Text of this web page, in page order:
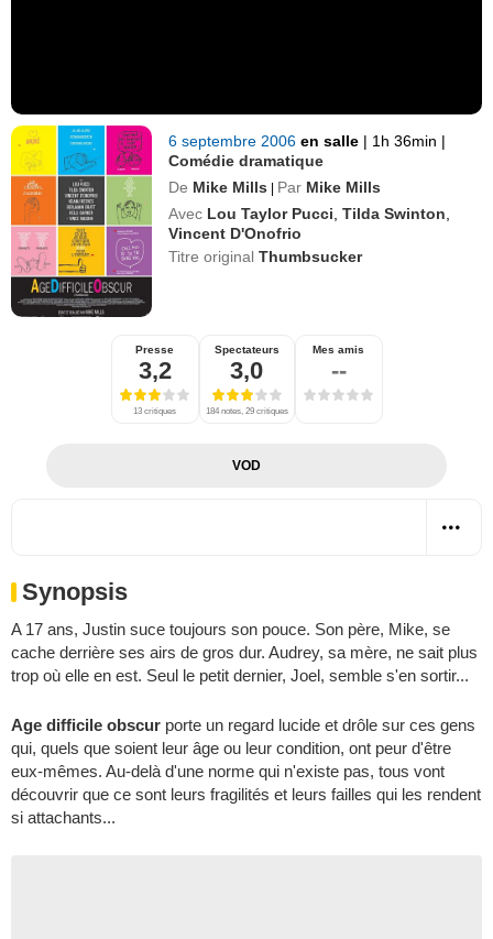
6 septembre 2006en salle | 1h 36min |
Comédie dramatique
De Mike Mills | Par Mike Mills
Avec Lou Taylor Pucci ,Tilda Swinton
Vincent D'Onofrio
Titre originalThumbsucker
Presse
3,2
13 critiques
Spectateurs
3,0
184 notes, 29 critiques
Mes amis
--
VOD
Synopsis
A 17 ans, Justin suce toujours son pouce. Son père, Mike, se
cache derrière ses airs de gros dur. Audrey, sa mère, ne sait plus
trop où elle en est. Seul le petit dernier, Joel, semble s'en sortir...
Age difficile obscur porte un regard lucide et drôle sur ces gens
qui, quels que soient leur âge ou leur condition, ont peur d'être
eux-mêmes. Au-delà d'une norme qui n'existe pas, tous vont
découvrir que ce sont leurs fragilités et leurs failles qui les rendent
si attachants...